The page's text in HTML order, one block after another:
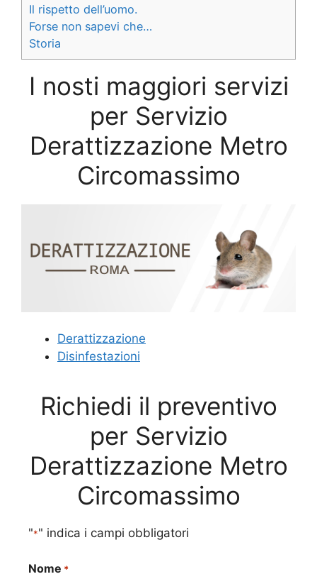
Il rispetto dell’uomo.
Forse non sapevi che…
Storia
I nosti maggiori servizi
per Servizio
Derattizzazione Metro
Circomassimo
Derattizzazione
Disinfestazioni
Richiedi il preventivo
per Servizio
Derattizzazione Metro
Circomassimo
"*" indica i campi obbligatori
Nome *